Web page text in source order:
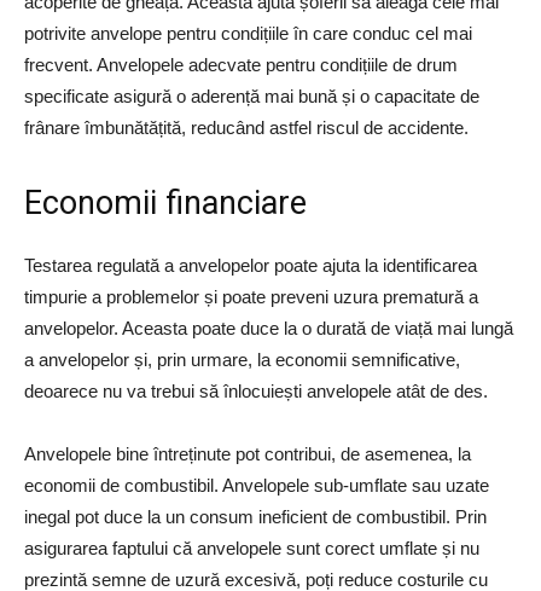
potrivite anvelope pentru condițiile în care conduc cel mai
frecvent. Anvelopele adecvate pentru condițiile de drum
specificate asigură o aderență mai bună și o capacitate de
frânare îmbunătățită, reducând astfel riscul de accidente.
Economii financiare
Testarea regulată a anvelopelor poate ajuta la identificarea
timpurie a problemelor și poate preveni uzura prematură a
anvelopelor. Aceasta poate duce la o durată de viață mai lungă
a anvelopelor și, prin urmare, la economii semnificative,
deoarece nu va trebui să înlocuiești anvelopele atât de des.
Anvelopele bine întreținute pot contribui, de asemenea, la
economii de combustibil. Anvelopele sub-umflate sau uzate
inegal pot duce la un consum ineficient de combustibil. Prin
asigurarea faptului că anvelopele sunt corect umflate și nu
prezintă semne de uzură excesivă, poți reduce costurile cu